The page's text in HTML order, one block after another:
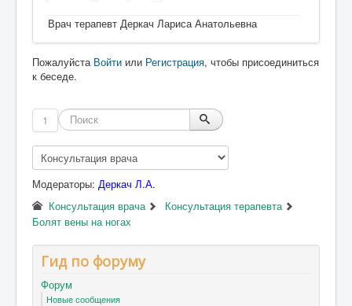
Врач терапевт Деркач Лариса Анатольевна
Пожалуйста Войти или Регистрация, чтобы присоединиться
к беседе.
1
Модераторы: Деркач Л.А.
Консультация врача
Консультация терапевта
Болят вены на ногах
Гид по форуму
Форум
Новые сообщения